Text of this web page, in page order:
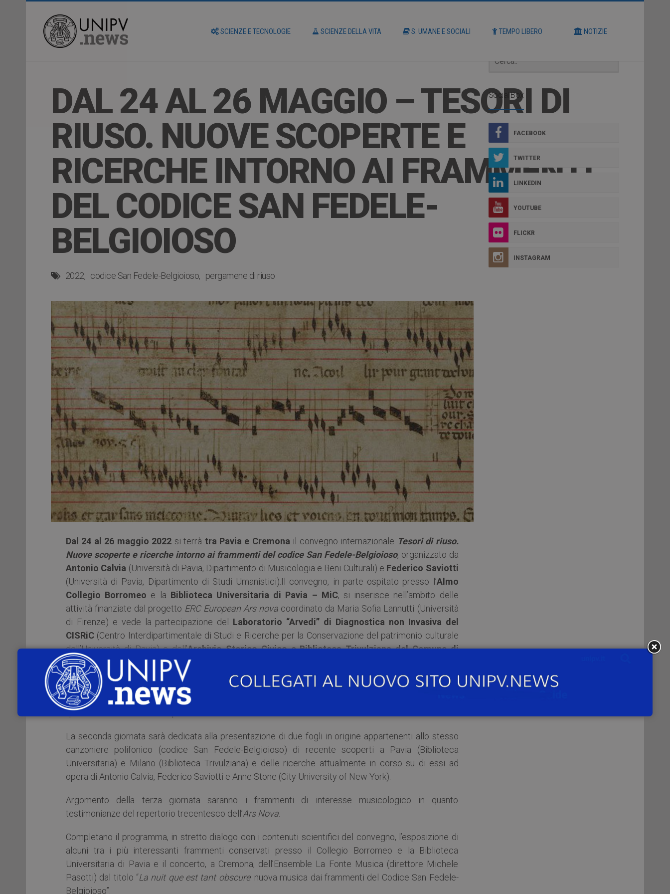
SCIENZE E TECNOLOGIE SCIENZE DELLA VITA S. UMANE E SOCIALI TEMPO LIBERO NOTIZIE
DAL 24 AL 26 MAGGIO – TESORI DI
RIUSO. NUOVE SCOPERTE E
RICERCHE INTORNO AI FRAMMENTI
DEL CODICE SAN FEDELE-
BELGIOIOSO
2022 codice San Fedele-Belgioioso pergamene di riuso
Dal 24 al 26 maggio 2022 si terrà tra Pavia e Cremona il convegno internazionale Tesori di riuso.
Nuove scoperte e ricerche intorno ai frammenti del codice San Fedele-Belgioioso, organizzato da
Antonio Calvia (Università di Pavia, Dipartimento di Musicologia e Beni Culturali) e Federico Saviotti
(Università di Pavia, Dipartimento di Studi Umanistici). Il convegno, in parte ospitato presso l’Almo
Collegio Borromeo e la Biblioteca Universitaria di Pavia – MiC, si inserisce nell’ambito delle
attività finanziate dal progetto ERC European Ars nova coordinato da Maria Sofia Lannutti (Università
di Firenze) e vede la partecipazione del Laboratorio “Arvedi” di Diagnostica non Invasiva del
CISRiC (Centro Interdipartimentale di Studi e Ricerche per la Conservazione del patrimonio culturale
dell’Università di Pavia) e dell’Archivio Storico Civico e Biblioteca Trivulziana del Comune di
Milano.
La prima giornata sarà incentrata sullo studio multidisciplinare delle pergamene medievali di riuso (o
“frammenti”) ritrovate nelle collezioni storiche librarie e archivistiche, con un’attenzione particolare a
quelle conservate nei fondi pavesi.
La seconda giornata sarà dedicata alla presentazione di due fogli in origine appartenenti allo stesso
canzoniere polifonico (codice San Fedele-Belgioioso) di recente scoperti a Pavia (Biblioteca
Universitaria) e Milano (Biblioteca Trivulziana) e delle ricerche attualmente in corso su di essi ad
opera di Antonio Calvia, Federico Saviotti e Anne Stone (City University of New York).
Argomento della terza giornata saranno i frammenti di interesse musicologico in quanto
testimonianze del repertorio trecentesco dell’Ars Nova
Completano il programma, in stretto dialogo con i contenuti scientifici del convegno, l’esposizione di
alcuni tra i più interessanti frammenti conservati presso il Collegio Borromeo e la Biblioteca
Universitaria di Pavia e il concerto, a Cremona, dell’Ensemble La Fonte Musica (direttore Michele
Pasotti) dal titolo “La nuit que est tant obscure: nuova musica dai frammenti del Codice San Fedele-
Belgioioso”.
Social Box
FACEBOOK
TWITTER
LINKEDIN
YOUTUBE
FLICKR
INSTAGRAM